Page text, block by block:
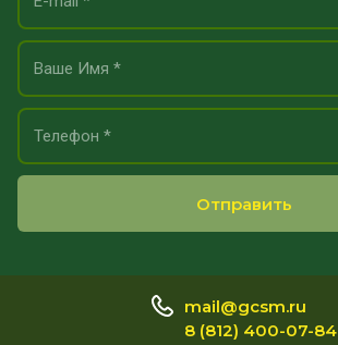
Отправить
mail@gcsm.ru
8 (812) 400-07-84